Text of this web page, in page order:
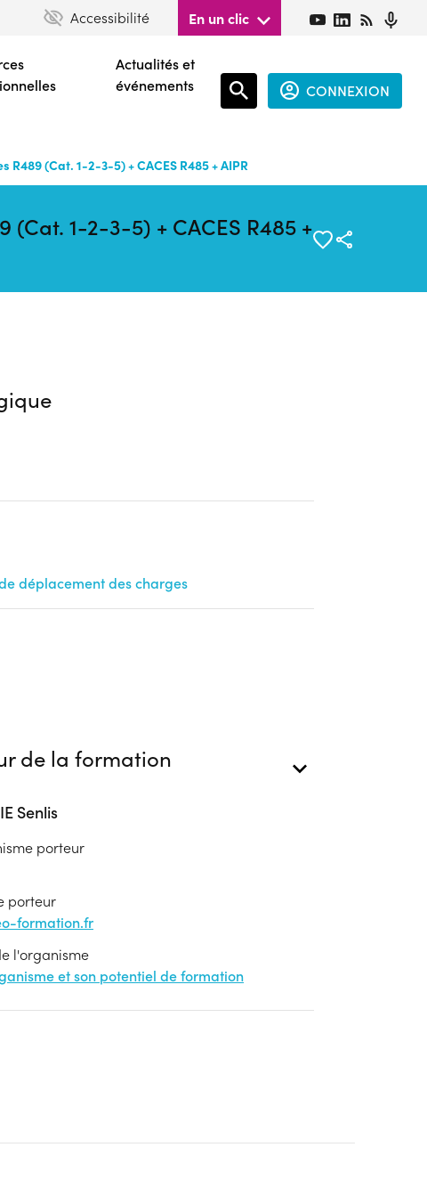
Accessibilité En un clic
Actualités et
événements
CONNEXION
guest
(Cat. 1-2-3-5) + CACES R485 + AIPR
1-2-3-5) + CACES R485 +
déplacement des charges
de la formation
Senlis
porteur
porteur
formation.fr
l'organisme
et son potentiel de formation